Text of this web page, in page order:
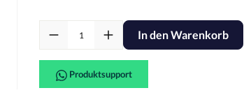
In den Warenkorb
Produktsupport